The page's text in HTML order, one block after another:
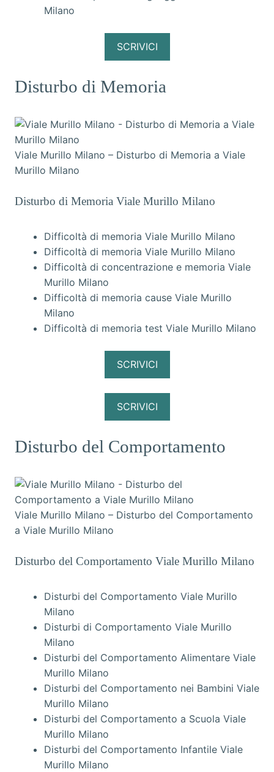
Milano
SCRIVICI
Disturbo di Memoria
Viale Murillo Milano – Disturbo di Memoria a Viale
Murillo Milano
Disturbo di Memoria Viale Murillo Milano
Difficoltà di memoria Viale Murillo Milano
Difficoltà di memoria Viale Murillo Milano
Difficoltà di concentrazione e memoria Viale
Murillo Milano
Difficoltà di memoria cause Viale Murillo
Milano
Difficoltà di memoria test Viale Murillo Milano
SCRIVICI
SCRIVICI
Disturbo del Comportamento
Viale Murillo Milano – Disturbo del Comportamento
a Viale Murillo Milano
Disturbo del Comportamento Viale Murillo Milano
Disturbi del Comportamento Viale Murillo
Milano
Disturbi di Comportamento Viale Murillo
Milano
Disturbi del Comportamento Alimentare Viale
Murillo Milano
Disturbi del Comportamento nei Bambini Viale
Murillo Milano
Disturbi del Comportamento a Scuola Viale
Murillo Milano
Disturbi del Comportamento Infantile Viale
Murillo Milano